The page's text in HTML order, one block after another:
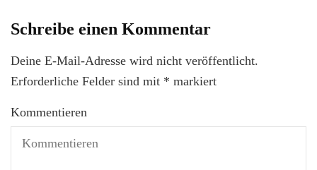
Schreibe einen Kommentar
Deine E-Mail-Adresse wird nicht veröffentlicht.
Erforderliche Felder sind mit * markiert
Kommentieren